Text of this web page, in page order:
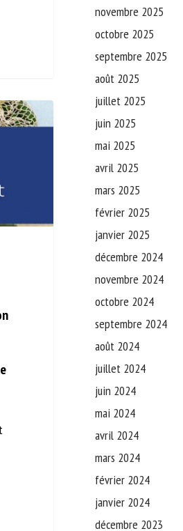
novembre 2025
octobre 2025
septembre 2025
août 2025
juillet 2025
juin 2025
mai 2025
avril 2025
mars 2025
février 2025
janvier 2025
décembre 2024
novembre 2024
octobre 2024
septembre 2024
août 2024
juillet 2024
juin 2024
mai 2024
avril 2024
mars 2024
février 2024
janvier 2024
décembre 2023